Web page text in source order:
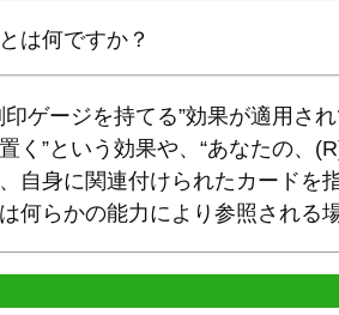
は何ですか？
印ゲージを持てる”効果が適用さ
く”という効果や、“あなたの、
自身に関連付けられたカードを
何らかの能力により参照される